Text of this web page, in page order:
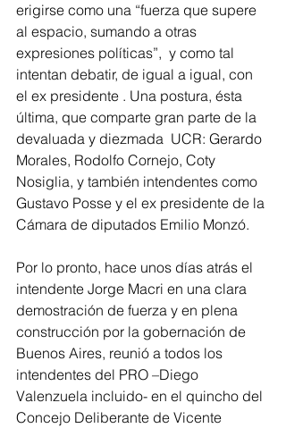
erigirse como una “fuerza que supere
al espacio, sumando a otras
expresiones políticas”,  y como tal
intentan debatir, de igual a igual, con
el ex presidente . Una postura, ésta
última, que comparte gran parte de la
devaluada y diezmada  UCR: Gerardo
Morales, Rodolfo Cornejo, Coty
Nosiglia, y también intendentes como
Gustavo Posse y el ex presidente de la
Cámara de diputados Emilio Monzó.
Por lo pronto, hace unos días atrás el
intendente Jorge Macri en una clara
demostración de fuerza y en plena
construcción por la gobernación de
Buenos Aires, reunió a todos los
intendentes del PRO –Diego
Valenzuela incluido- en el quincho del
Concejo Deliberante de Vicente